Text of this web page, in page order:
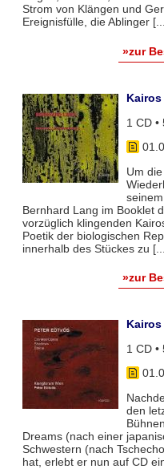
Strom von Klängen und
Ereignisfülle, die Ablinger
»zur
Kairos
1 CD •
Um
Bernhard Lang im Booklet
vorzüglich klingenden
Poetik der biologischen
innerhalb des Stückes zu
»zur
Kairos
1 CD •
den
Dreams (nach einer
Schwestern (nach
hat, erlebt er nun auf CD